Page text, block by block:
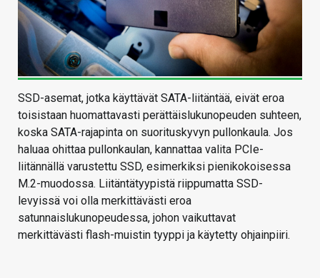
SSD-asemat, jotka käyttävät SATA-liitäntää, eivät eroa
toisistaan ​​huomattavasti perättäislukunopeuden suhteen,
koska SATA-rajapinta on suorituskyvyn pullonkaula. Jos
haluaa ohittaa pullonkaulan, kannattaa valita PCIe-
liitännällä varustettu SSD, esimerkiksi pienikokoisessa
M.2-muodossa. Liitäntätyypistä riippumatta SSD-
levyissä voi olla merkittävästi eroa
satunnaislukunopeudessa, johon vaikuttavat
merkittävästi flash-muistin tyyppi ja käytetty ohjainpiiri.